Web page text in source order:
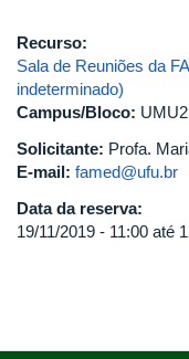
Recurso:
Sala de Reuniões da
indeterminado)
Campus/Bloco:
Solicitante: Profa.
E-mail: famed@ufu.br
Data da reserva:
19/11/2019 - 11:00 até